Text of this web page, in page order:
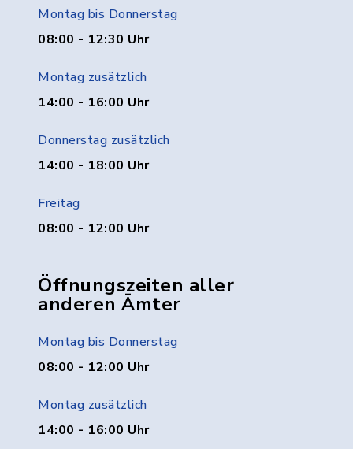
Montag bis Donnerstag
08:00 - 12:30 Uhr
Montag zusätzlich
14:00 - 16:00 Uhr
Donnerstag zusätzlich
14:00 - 18:00 Uhr
Freitag
08:00 - 12:00 Uhr
Öffnungszeiten aller
anderen Ämter
Montag bis Donnerstag
08:00 - 12:00 Uhr
Montag zusätzlich
14:00 - 16:00 Uhr